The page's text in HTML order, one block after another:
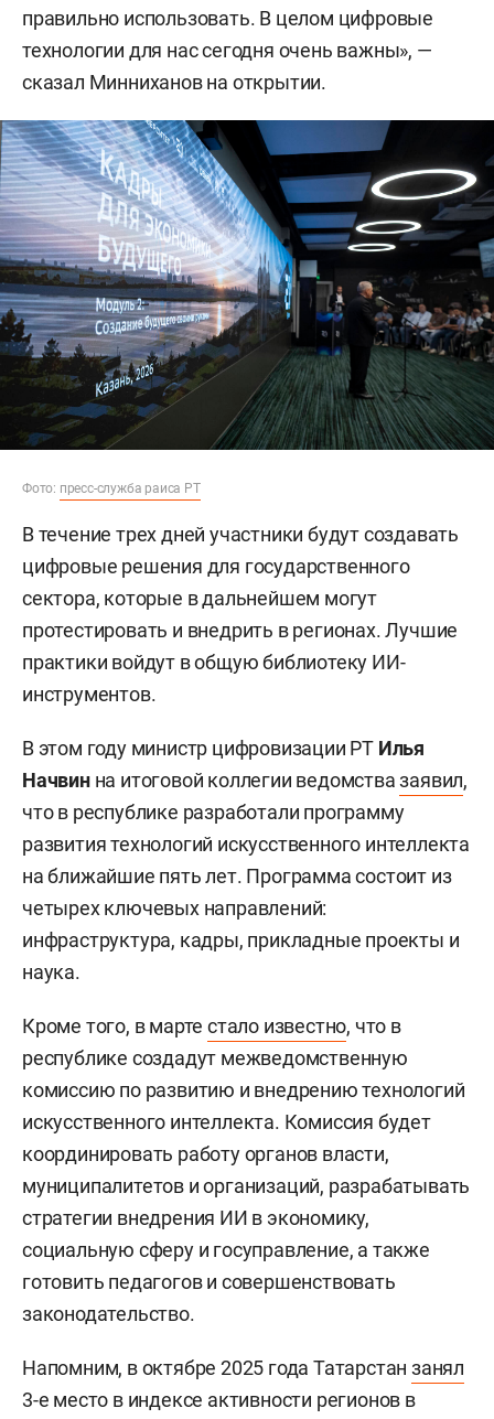
правильно использовать. В целом цифровые
технологии для нас сегодня очень важны», —
сказал Минниханов на открытии.
Фото: пресс-служба раиса РТ
В течение трех дней участники будут создавать
цифровые решения для государственного
сектора, которые в дальнейшем могут
протестировать и внедрить в регионах. Лучшие
практики войдут в общую библиотеку ИИ-
инструментов.
В этом году министр цифровизации РТ Илья
Начвинна итоговой коллегии ведомствазаявил,
что в республике разработали программу
развития технологий искусственного интеллекта
на ближайшие пять лет. Программа состоит из
четырех ключевых направлений:
инфраструктура, кадры, прикладные проекты и
наука.
Кроме того, в мартестало известно, что в
республике создадут межведомственную
комиссию по развитию и внедрению технологий
искусственного интеллекта. Комиссия будет
координировать работу органов власти,
муниципалитетов и организаций, разрабатывать
стратегии внедрения ИИ в экономику,
социальную сферу и госуправление, а также
готовить педагогов и совершенствовать
законодательство.
Напомним, в октябре 2025 года Татарстан занял
3-е место в индексе активности регионов в